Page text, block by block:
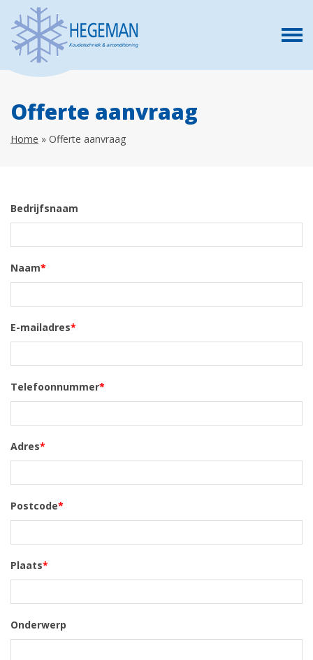
Offerte aanvraag
Home » Offerte aanvraag
Bedrijfsnaam
Naam*
E-mailadres*
Telefoonnummer*
Adres*
Postcode*
Plaats*
Onderwerp